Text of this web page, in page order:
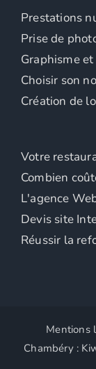
Prestations
Prise de
Graphisme
Choisir son
Création de
Votre
Combien
L'agence
Devis site
Réussir la
Mentions
Chambéry :